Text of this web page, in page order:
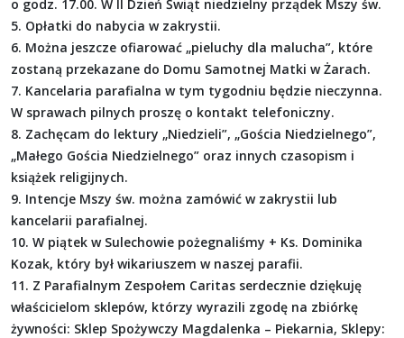
o godz. 17.00. W II Dzień Świąt niedzielny prządek Mszy św.
5. Opłatki do nabycia w zakrystii.
6. Można jeszcze ofiarować „pieluchy dla malucha”, które
zostaną przekazane do Domu Samotnej Matki w Żarach.
7. Kancelaria parafialna w tym tygodniu będzie nieczynna.
W sprawach pilnych proszę o kontakt telefoniczny.
8. Zachęcam do lektury „Niedzieli”, „Gościa Niedzielnego”,
„Małego Gościa Niedzielnego” oraz innych czasopism i
książek religijnych.
9. Intencje Mszy św. można zamówić w zakrystii lub
kancelarii parafialnej.
10. W piątek w Sulechowie pożegnaliśmy + Ks. Dominika
Kozak, który był wikariuszem w naszej parafii.
11. Z Parafialnym Zespołem Caritas serdecznie dziękuję
właścicielom sklepów, którzy wyrazili zgodę na zbiórkę
żywności: Sklep Spożywczy Magdalenka – Piekarnia, Sklepy: